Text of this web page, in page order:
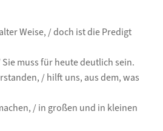
Weise, / doch ist die Predigt
muss für heute deutlich sein.
/ hilft uns, aus dem, was
/ in großen und in kleinen